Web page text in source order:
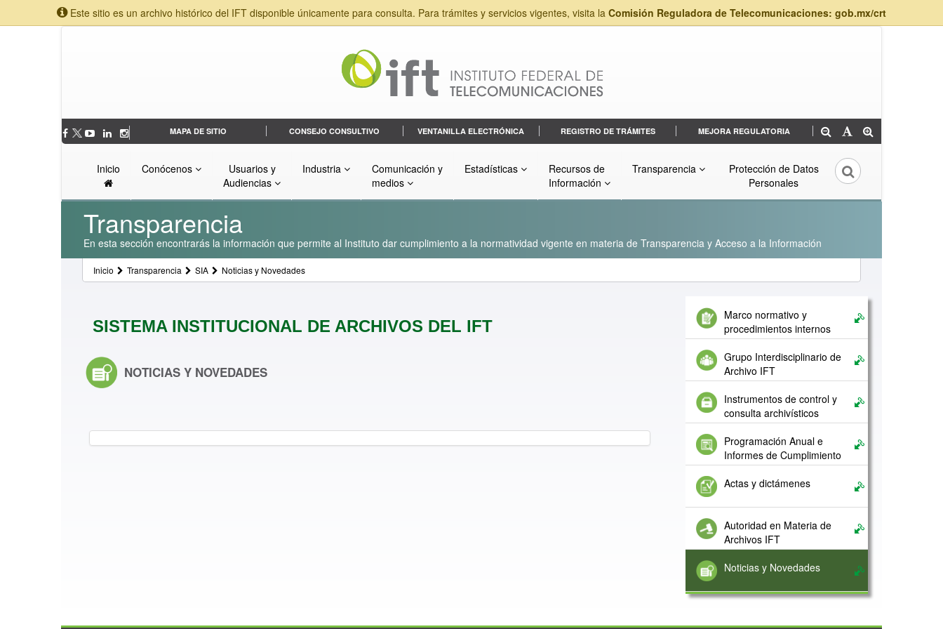
Este sitio es un archivo histórico del IFT disponible únicamente para consulta. Para trámites y servicios vigentes, visita la Comisión Reguladora de Telecomunicaciones: gob.mx/crt
MAPA DE SITIO CONSEJO CONSULTIVO VENTANILLA ELECTRÓNICA REGISTRO DE TRÁMITES MEJORA REGULATORIA
Inicio Conócenos
Usuarios y
Audiencias
Industria
Comunicación y
medios
Estadísticas
Recursos de
Información
Transparencia
Protección de Datos
Personales
Transparencia
En esta sección encontrarás la información que permite al Instituto dar cumplimiento a la normatividad vigente en materia de Transparencia y Acceso a la Información
Inicio Transparencia SIA Noticias y Novedades
SISTEMA INSTITUCIONAL DE ARCHIVOS DEL IFT
NOTICIAS Y NOVEDADES
Marco normativo y
procedimientos internos
Grupo Interdisciplinario de
Archivo IFT
Instrumentos de control y
consulta archivísticos
Programación Anual e
Informes de Cumplimiento
Actas y dictámenes
Autoridad en Materia de
Archivos IFT
Noticias y Novedades